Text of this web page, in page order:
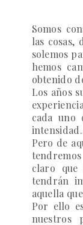
Somos
las cosas,
solemos
hemos
obtenido
Los años
cada uno
Pero de
claro que
tendrán
aquella
Por ello
nuestros